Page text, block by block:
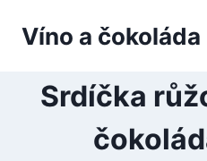
Víno a čokoláda
Srdíčka